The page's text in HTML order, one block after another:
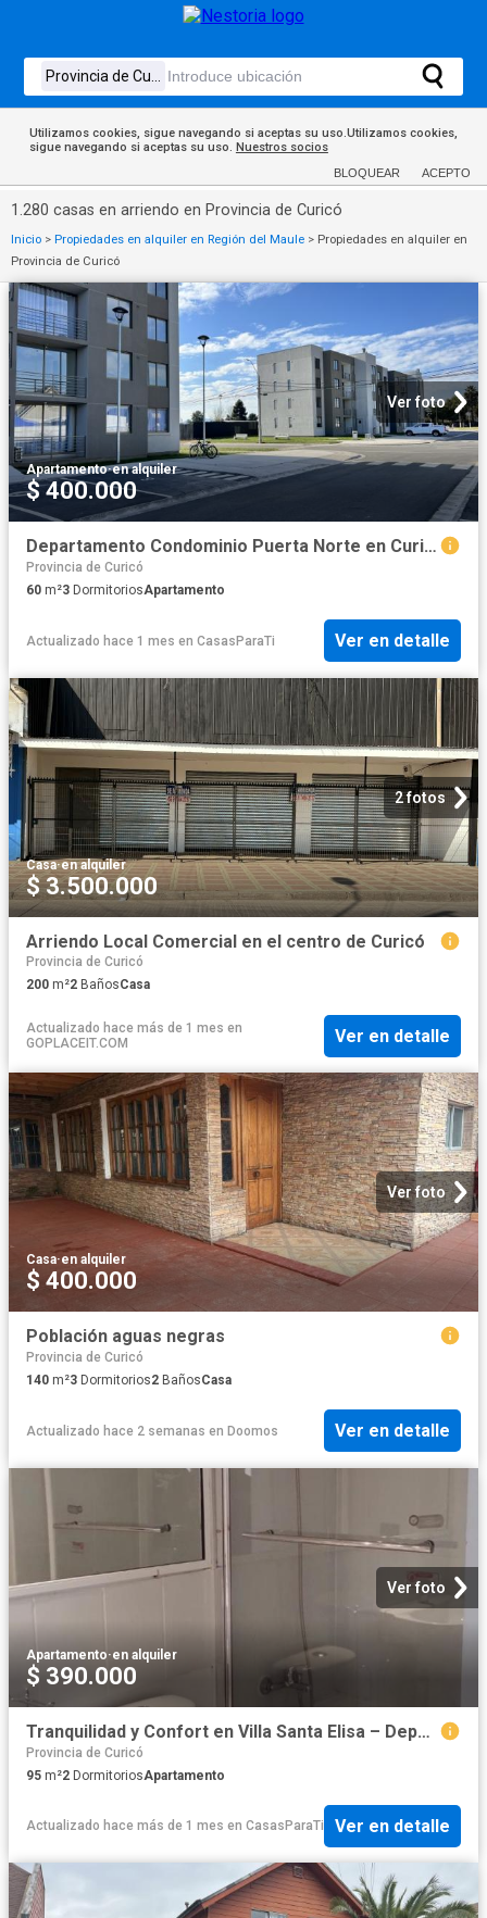
Utilizamos cookies, sigue navegando si aceptas su uso.Utilizamos cookies,
sigue navegando si aceptas su uso. Nuestros socios
BLOQUEAR ACEPTO
1.280 casas en arriendo en Provincia de Curicó
Inicio > Propiedades en alquiler en Región del Maule > Propiedades en alquiler en
Provincia de Curicó
Ver foto
Apartamento·en alquiler
$ 400.000
Departamento Condominio Puerta Norte en Curicó
Provincia de Curicó
60 m²3 DormitoriosApartamento
Actualizado hace 1 mes en CasasParaTi Ver en detalle
2 fotos
Casa·en alquiler
$ 3.500.000
Arriendo Local Comercial en el centro de Curicó
Provincia de Curicó
200 m²2 BañosCasa
Actualizado hace más de 1 mes en
GOPLACEIT.COM
Ver en detalle
Ver foto
Casa·en alquiler
$ 400.000
Población aguas negras
Provincia de Curicó
140 m²3 Dormitorios2 BañosCasa
Actualizado hace 2 semanas en Doomos Ver en detalle
Ver foto
Apartamento·en alquiler
$ 390.000
Tranquilidad y Confort en Villa Santa Elisa – Departamento en Arriendo
Provincia de Curicó
95 m²2 DormitoriosApartamento
Actualizado hace más de 1 mes en CasasParaTi Ver en detalle